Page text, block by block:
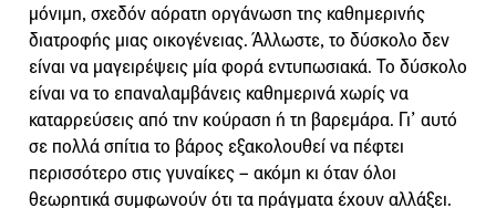
μόνιμη, σχεδόν αόρατη οργάνωση της καθημερινής
διατροφής μιας οικογένειας. Άλλωστε, το δύσκολο δεν
είναι να μαγειρέψεις μία φορά εντυπωσιακά. Το δύσκολο
είναι να το επαναλαμβάνεις καθημερινά χωρίς να
καταρρεύσεις από την κούραση ή τη βαρεμάρα. Γι’ αυτό
σε πολλά σπίτια το βάρος εξακολουθεί να πέφτει
περισσότερο στις γυναίκες – ακόμη κι όταν όλοι
θεωρητικά συμφωνούν ότι τα πράγματα έχουν αλλάξει.